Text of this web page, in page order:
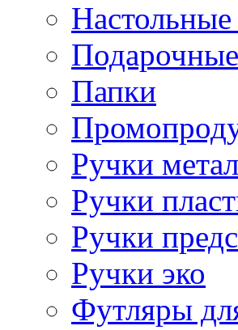
Папки
Ручки
Ручки
Ручки
Ручки эко
Футляры